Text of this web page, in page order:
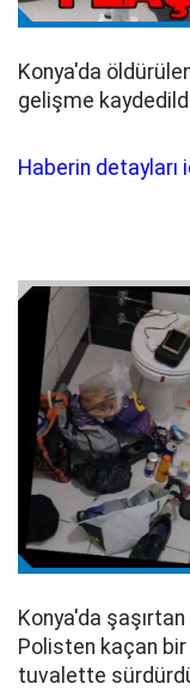
Konya'da
gelişme
Haberin detayları
Konya'da
Polisten kaçan bir
tuvalette